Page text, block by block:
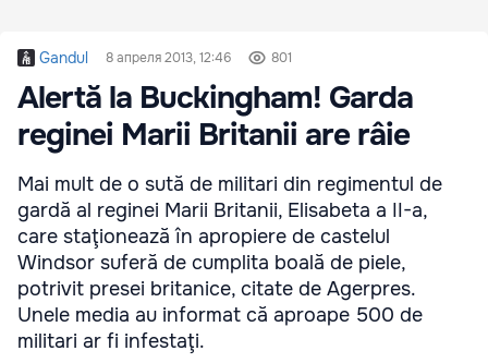
Gandul 8 апреля 2013, 12:46 801
Alertă la Buckingham! Garda
reginei Marii Britanii are râie
Mai mult de o sută de militari din regimentul de
gardă al reginei Marii Britanii, Elisabeta a II-a,
care staţionează în apropiere de castelul
Windsor suferă de cumplita boală de piele,
potrivit presei britanice, citate de Agerpres.
Unele media au informat că aproape 500 de
militari ar fi infestaţi.